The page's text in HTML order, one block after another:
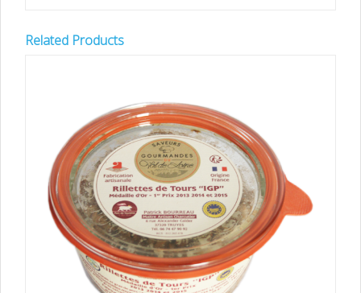
Related Products